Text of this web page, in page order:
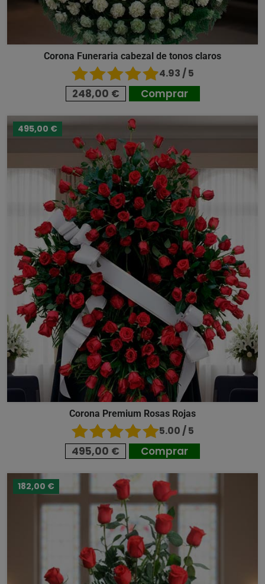
Corona Funeraria cabezal de tonos claros
4.93 / 5
248,00 € Comprar
495,00 €
Corona Premium Rosas Rojas
5.00 / 5
495,00 € Comprar
182,00 €